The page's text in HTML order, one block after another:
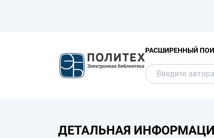
РАСШИРЕННЫЙ
ДЕТАЛЬНАЯ